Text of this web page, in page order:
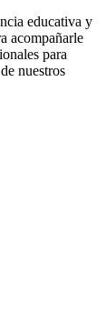
educativa y
acompañarle
para
nuestros